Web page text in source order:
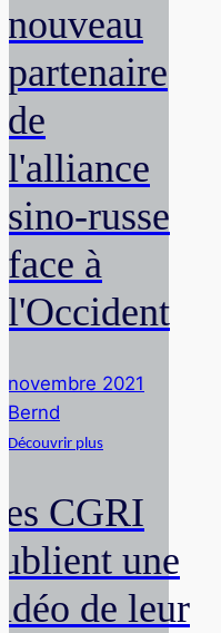
nouveau
partenaire
de
l'alliance
sino-russe
face à
l'Occident
novembre 2021
Bernd
Découvrir plus
CGRI
une
de leur